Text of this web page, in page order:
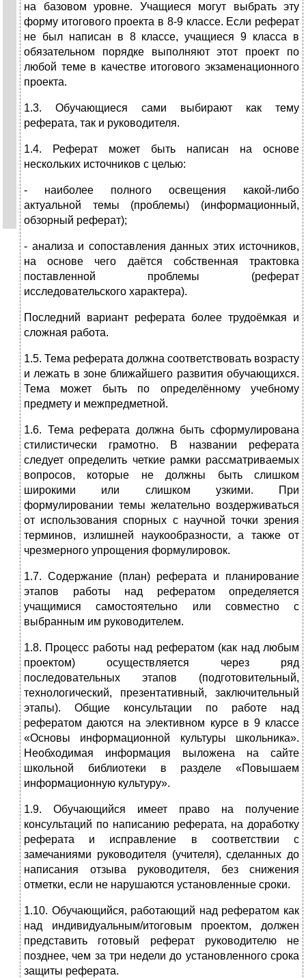
на базовом уровне. Учащиеся могут выбрать эту
форму итогового проекта в 8-9 классе. Если реферат
не был написан в 8 классе, учащиеся 9 класса в
обязательном порядке выполняют этот проект по
любой теме в качестве итогового экзаменационного
проекта.
1.3. Обучающиеся сами выбирают как тему
реферата, так и руководителя.
1.4. Реферат может быть написан на основе
нескольких источников с целью:
- наиболее полного освещения какой-либо
актуальной темы (проблемы) (информационный,
обзорный реферат);
- анализа и сопоставления данных этих источников,
на основе чего даётся собственная трактовка
поставленной проблемы (реферат
исследовательского характера).
Последний вариант реферата более трудоёмкая и
сложная работа.
1.5. Тема реферата должна соответствовать возрасту
и лежать в зоне ближайшего развития обучающихся.
Тема может быть по определённому учебному
предмету и межпредметной.
1.6. Тема реферата должна быть сформулирована
стилистически грамотно. В названии реферата
следует определить четкие рамки рассматриваемых
вопросов, которые не должны быть слишком
широкими или слишком узкими. При
формулировании темы желательно воздерживаться
от использования спорных с научной точки зрения
терминов, излишней наукообразности, а также от
чрезмерного упрощения формулировок.
1.7. Содержание (план) реферата и планирование
этапов работы над рефератом определяется
учащимися самостоятельно или совместно с
выбранным им руководителем.
1.8. Процесс работы над рефератом (как над любым
проектом) осуществляется через ряд
последовательных этапов (подготовительный,
технологический, презентативный, заключительный
этапы). Общие консультации по работе над
рефератом даются на элективном курсе в 9 классе
«Основы информационной культуры школьника».
Необходимая информация выложена на сайте
школьной библиотеки в разделе «Повышаем
информационную культуру».
1.9. Обучающийся имеет право на получение
консультаций по написанию реферата, на доработку
реферата и исправление в соответствии с
замечаниями руководителя (учителя), сделанных до
написания отзыва руководителя, без снижения
отметки, если не нарушаются установленные сроки.
1.10. Обучающийся, работающий над рефератом как
над индивидуальным/итоговым проектом, должен
представить готовый реферат руководителю не
позднее, чем за три недели до установленного срока
защиты реферата.